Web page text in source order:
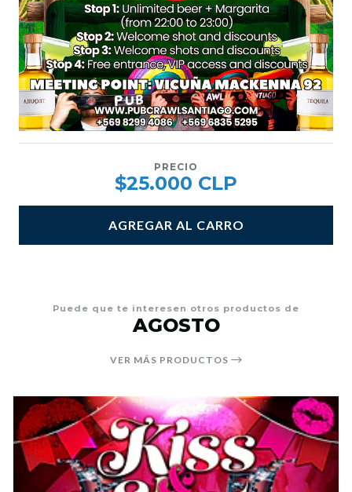
PRECIO
$25.000 CLP
AGREGAR AL CARRO
Puede que te interesen otros productos de
AGOSTO
VER MÁS PRODUCTOS